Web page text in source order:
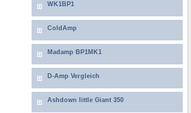
WK1BP1
ColdAmp
Madamp BP1MK1
D-Amp Vergleich
Ashdown little Giant 350